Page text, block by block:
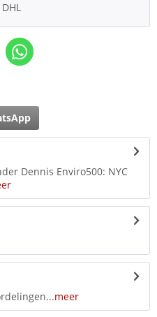
Dennis Enviro500: NYC
meer